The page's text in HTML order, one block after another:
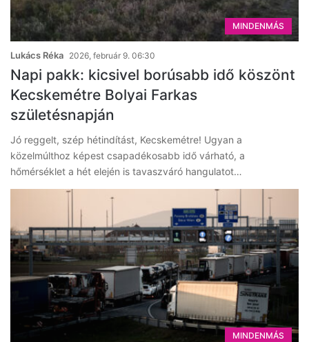
MINDENMÁS
Lukács Réka 2026, február 9. 06:30
Napi pakk: kicsivel borúsabb idő köszönt
Kecskemétre Bolyai Farkas
születésnapján
Jó reggelt, szép hétindítást, Kecskemétre! Ugyan a
közelmúlthoz képest csapadékosabb idő várható, a
hőmérséklet a hét elején is tavaszváró hangulatot…
MINDENMÁS